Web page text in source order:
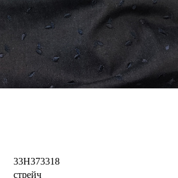
33H373318
стрейч